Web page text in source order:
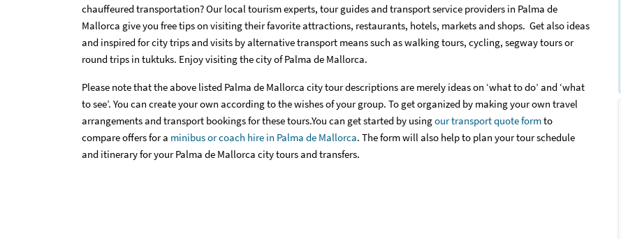
chauffeured transportation? Our local tourism experts, tour guides and transport service providers in Palma de
Mallorca give you free tips on visiting their favorite attractions, restaurants, hotels, markets and shops. Get also ideas
and inspired for city trips and visits by alternative transport means such as walking tours, cycling, segway tours or
round trips in tuktuks. Enjoy visiting the city of Palma de Mallorca.
Please note that the above listed Palma de Mallorca city tour descriptions are merely ideas on ‘what to do’ and ‘what
to see’. You can create your own according to the wishes of your group. To get organized by making your own travel
arrangements and transport bookings for these tours.You can get started by usingour transport quote formto
compare offers for a minibus or coach hire in Palma de Mallorca. The form will also help to plan your tour schedule
and itinerary for your Palma de Mallorca city tours and transfers.